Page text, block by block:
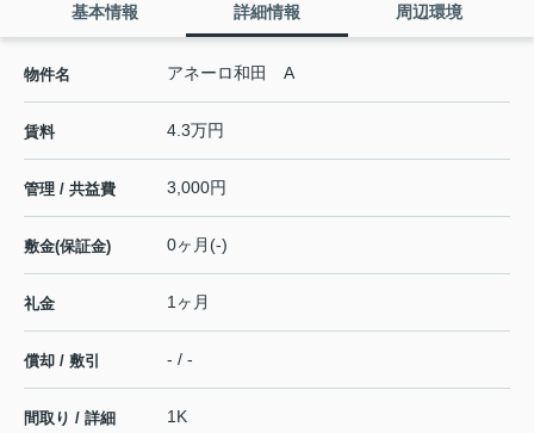
基本情報 詳細情報 周辺環境
物件名 アネーロ和田 A
賃料 4.3万円
管理 / 共益費 3,000円
敷金(保証金) 0ヶ月(-)
礼金 1ヶ月
償却 / 敷引 - / -
間取り / 詳細
1K